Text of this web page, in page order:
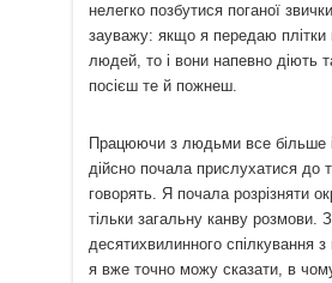
нелегко позбутися поганої
зауважу: якщо я передаю плітки
людей, то і вони напевно діють
посієш те й пожнеш.
Працюючи з людьми все більше
дійсно почала прислухатися до
говорять. Я почала розрізняти
тільки загальну канву розмови.
десятихвилинного спілкування
я вже точно можу сказати, в